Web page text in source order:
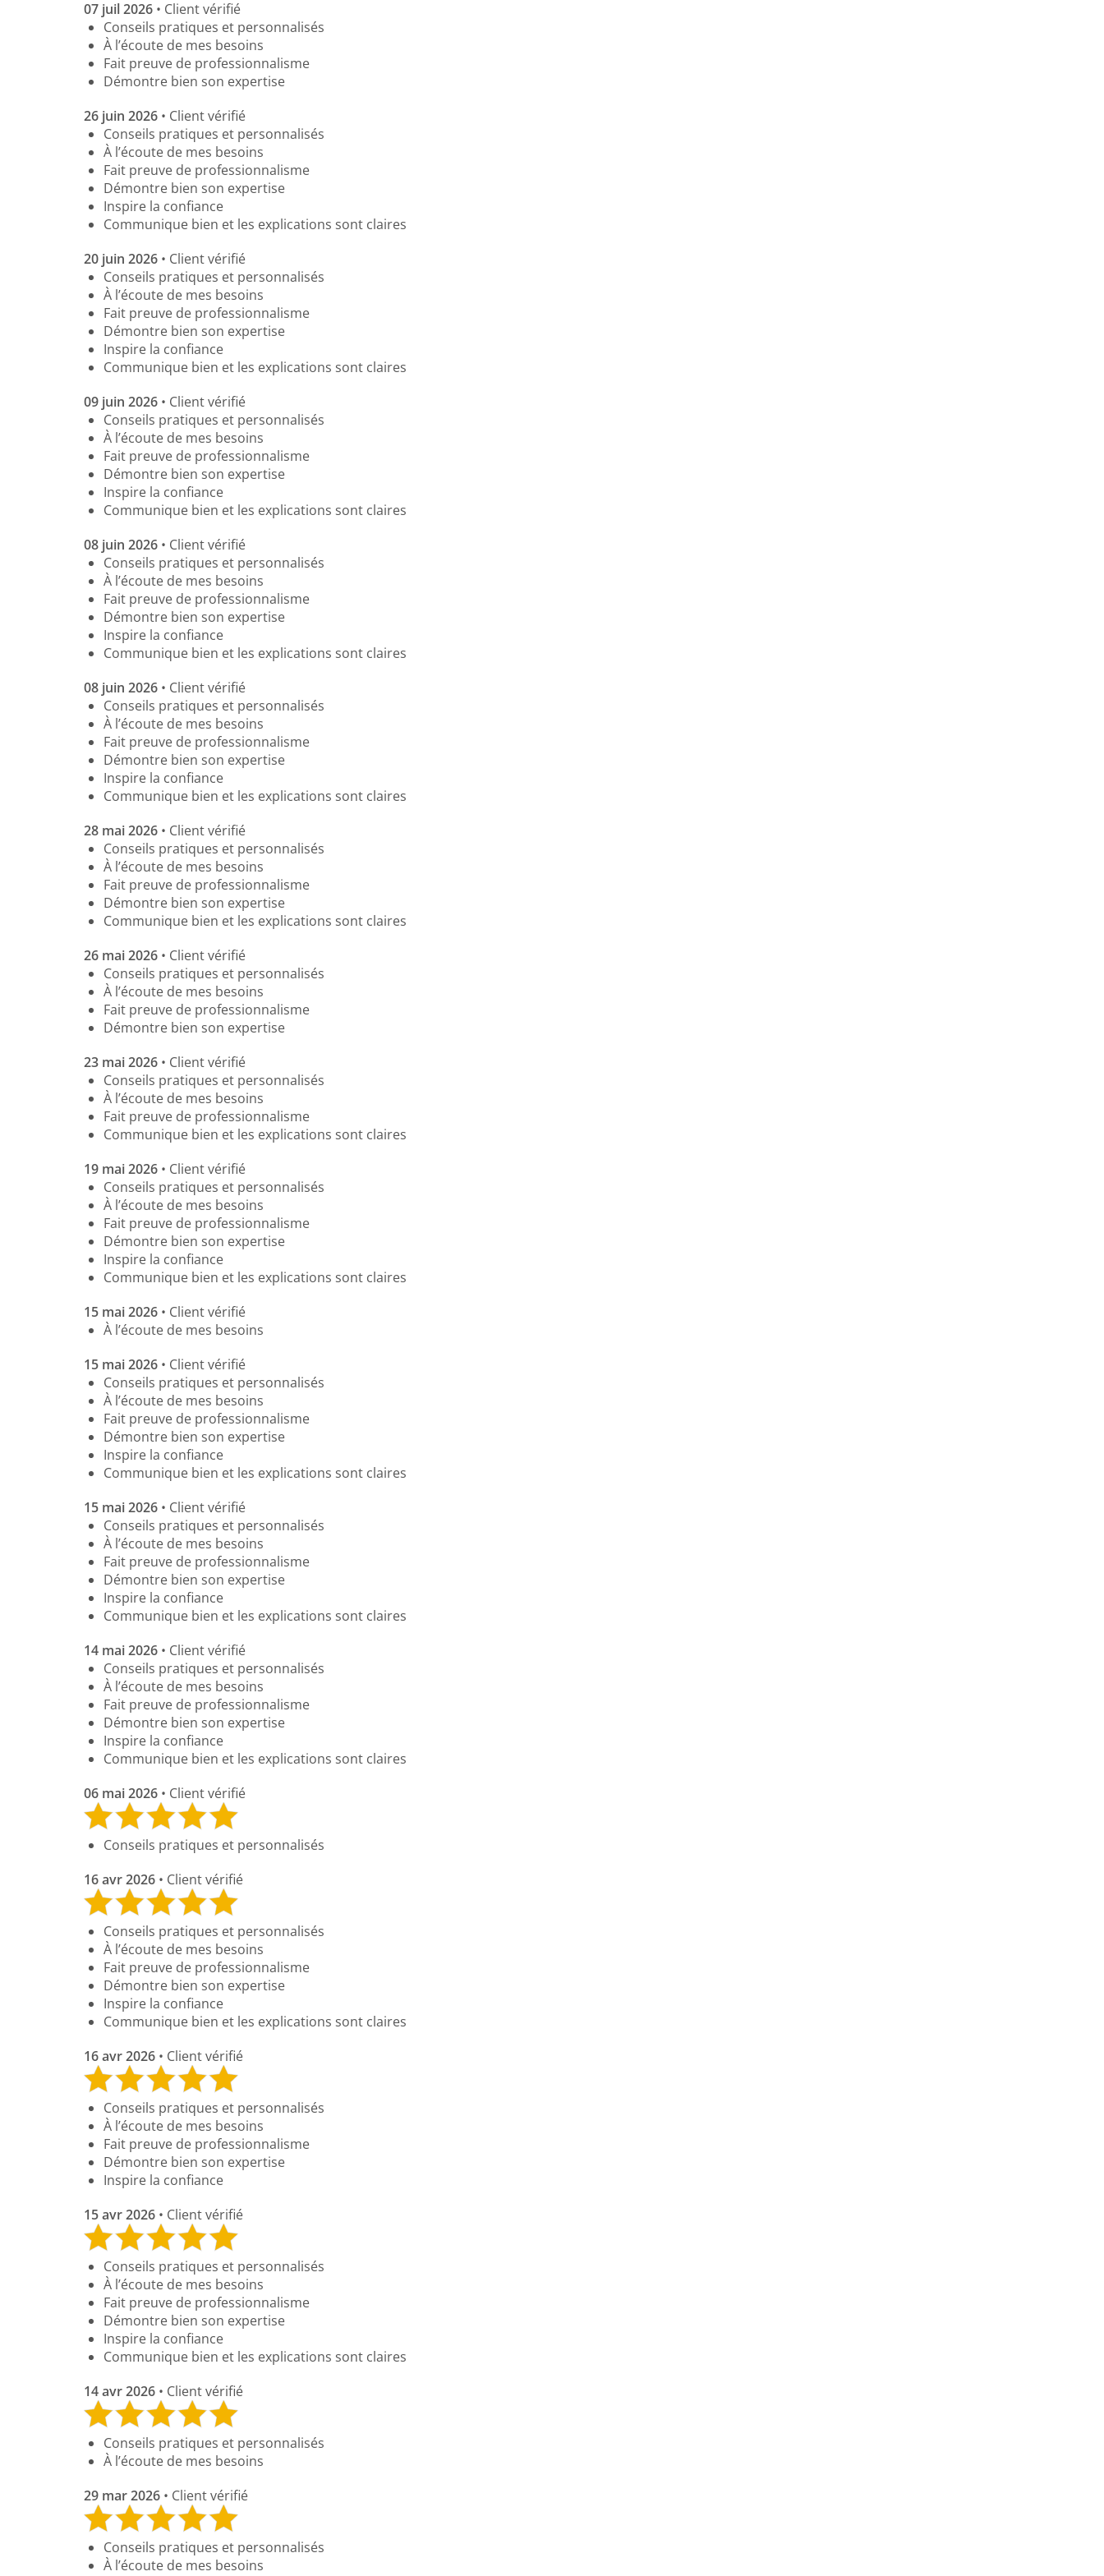
07 juil 2026 • Client vérifié
Conseils pratiques et personnalisés
À l’écoute de mes besoins
Fait preuve de professionnalisme
Démontre bien son expertise
26 juin 2026 • Client vérifié
Conseils pratiques et personnalisés
À l’écoute de mes besoins
Fait preuve de professionnalisme
Démontre bien son expertise
Inspire la confiance
Communique bien et les explications sont claires
20 juin 2026 • Client vérifié
Conseils pratiques et personnalisés
À l’écoute de mes besoins
Fait preuve de professionnalisme
Démontre bien son expertise
Inspire la confiance
Communique bien et les explications sont claires
09 juin 2026 • Client vérifié
Conseils pratiques et personnalisés
À l’écoute de mes besoins
Fait preuve de professionnalisme
Démontre bien son expertise
Inspire la confiance
Communique bien et les explications sont claires
08 juin 2026 • Client vérifié
Conseils pratiques et personnalisés
À l’écoute de mes besoins
Fait preuve de professionnalisme
Démontre bien son expertise
Inspire la confiance
Communique bien et les explications sont claires
08 juin 2026 • Client vérifié
Conseils pratiques et personnalisés
À l’écoute de mes besoins
Fait preuve de professionnalisme
Démontre bien son expertise
Inspire la confiance
Communique bien et les explications sont claires
28 mai 2026 • Client vérifié
Conseils pratiques et personnalisés
À l’écoute de mes besoins
Fait preuve de professionnalisme
Démontre bien son expertise
Communique bien et les explications sont claires
26 mai 2026 • Client vérifié
Conseils pratiques et personnalisés
À l’écoute de mes besoins
Fait preuve de professionnalisme
Démontre bien son expertise
23 mai 2026 • Client vérifié
Conseils pratiques et personnalisés
À l’écoute de mes besoins
Fait preuve de professionnalisme
Communique bien et les explications sont claires
19 mai 2026 • Client vérifié
Conseils pratiques et personnalisés
À l’écoute de mes besoins
Fait preuve de professionnalisme
Démontre bien son expertise
Inspire la confiance
Communique bien et les explications sont claires
15 mai 2026 • Client vérifié
À l’écoute de mes besoins
15 mai 2026 • Client vérifié
Conseils pratiques et personnalisés
À l’écoute de mes besoins
Fait preuve de professionnalisme
Démontre bien son expertise
Inspire la confiance
Communique bien et les explications sont claires
15 mai 2026 • Client vérifié
Conseils pratiques et personnalisés
À l’écoute de mes besoins
Fait preuve de professionnalisme
Démontre bien son expertise
Inspire la confiance
Communique bien et les explications sont claires
14 mai 2026 • Client vérifié
Conseils pratiques et personnalisés
À l’écoute de mes besoins
Fait preuve de professionnalisme
Démontre bien son expertise
Inspire la confiance
Communique bien et les explications sont claires
06 mai 2026 • Client vérifié
Conseils pratiques et personnalisés
16 avr 2026 • Client vérifié
Conseils pratiques et personnalisés
À l’écoute de mes besoins
Fait preuve de professionnalisme
Démontre bien son expertise
Inspire la confiance
Communique bien et les explications sont claires
16 avr 2026 • Client vérifié
Conseils pratiques et personnalisés
À l’écoute de mes besoins
Fait preuve de professionnalisme
Démontre bien son expertise
Inspire la confiance
15 avr 2026 • Client vérifié
Conseils pratiques et personnalisés
À l’écoute de mes besoins
Fait preuve de professionnalisme
Démontre bien son expertise
Inspire la confiance
Communique bien et les explications sont claires
14 avr 2026 • Client vérifié
Conseils pratiques et personnalisés
À l’écoute de mes besoins
29 mar 2026 • Client vérifié
Conseils pratiques et personnalisés
À l’écoute de mes besoins